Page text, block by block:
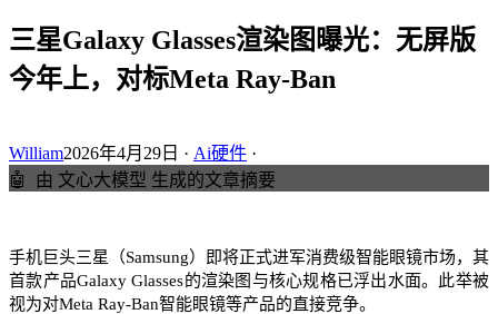
三星Galaxy Glasses渲染图曝光：无屏版
今年上，对标Meta Ray-Ban
William2026年4月29日 · Ai硬件 ·
🤖
由 文心大模型 生成的文章摘要
手机巨头三星（Samsung）即将正式进军消费级智能眼镜市场，其
首款产品Galaxy Glasses的渲染图与核心规格已浮出水面。此举被
视为对Meta Ray-Ban智能眼镜等产品的直接竞争。